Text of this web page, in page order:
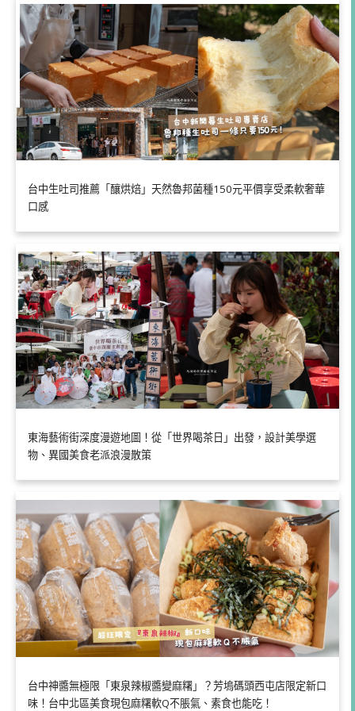
台中生吐司推薦「釀烘焙」天然魯邦菌種150元平價享受柔軟奢華
口感
東海藝術街深度漫遊地圖！從「世界喝茶日」出發，設計美學選
物、異國美食老派浪漫散策
台中神醬無極限「東泉辣椒醬變麻糬」？芳塢碼頭西屯店限定新口
味！台中北區美食現包麻糬軟Q不脹氣、素食也能吃！